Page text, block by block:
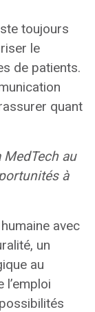
toujours
le
de patients.
quant
MedTech au
à
avec
un
au
l’emploi